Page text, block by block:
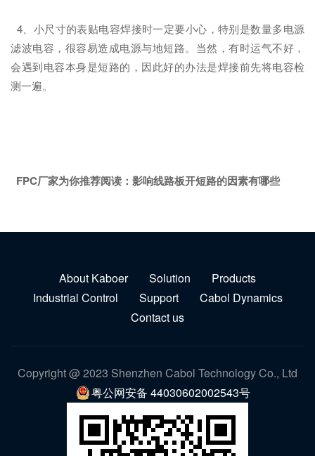
4、小尺寸的表贴电容焊接时一定要小心，特别是数量多电源
滤波电容，很容易造成电源与地短路。当然，有时运气不好，
会遇到电容本身是短路的，因此好的办法是焊接前先将电容检
测一遍。
FPC厂家为你推荐阅读： 影响线路板开短路的因素有哪些
About Kaboer Solution
Products
Industrial Control
Support
Cabol Dynamics
Contact us
Copyright @ 2023 Shenzhen Cabol Technology Co., Ltd
粤公网安备 44030602002543号